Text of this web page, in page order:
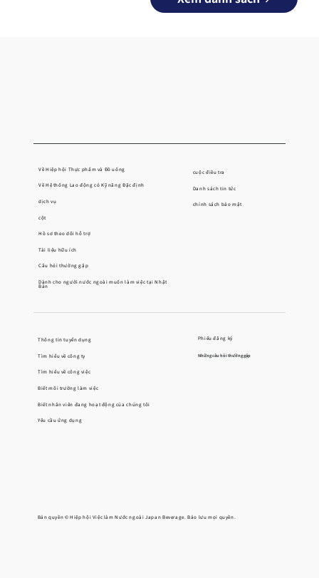
Thông tin tuyển dụng
Tìm hiểu về công ty
Tìm hiểu về công việc
Biết môi trường làm việc
Biết nhân viên đang hoạt động của chúng tôi
Yêu cầu ứng dụng
Phiếu đăng ký
Những câu hỏi thường gặp
Về Hiệp hội Thực phẩm và Đồ uống
Về Hệ thống Lao động có Kỹ năng Đặc định
dịch vụ
cột
Hồ sơ theo dõi hỗ trợ
Tài liệu hữu ích
Câu hỏi thường gặp
Dành cho người nước ngoài muốn làm việc tại Nhật
Bản
cuộc điều tra
Danh sách tin tức
chính sách bảo mật
Bản quyền © Hiệp hội Việc làm Nước ngoài Japan Beverage. Bảo lưu mọi quyền.